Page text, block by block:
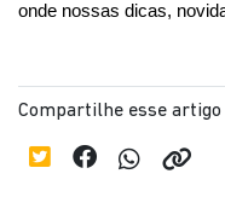
onde nossas dicas,
Compartilhe esse artigo